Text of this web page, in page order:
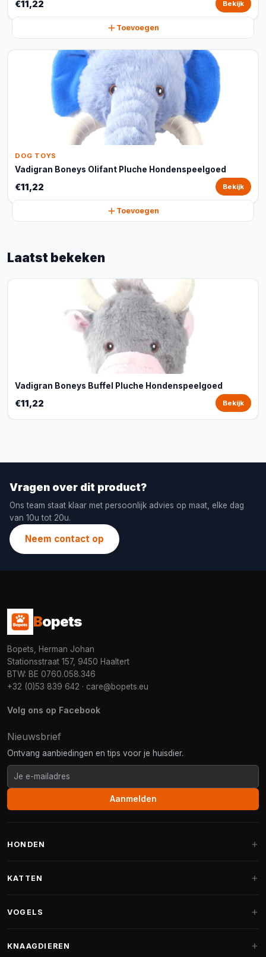
€11,22 Bekijk
Toevoegen
DOG TOYS
Vadigran Boneys Olifant Pluche Hondenspeelgoed
€11,22 Bekijk
Toevoegen
Laatst bekeken
Vadigran Boneys Buffel Pluche Hondenspeelgoed
€11,22 Bekijk
Vragen over dit product?
Ons team staat klaar met persoonlijk advies op maat, elke dag
van 10u tot 20u.
Neem contact op
Bopets
Bopets, Herman Johan
Stationsstraat 157, 9450 Haaltert
BTW: BE 0760.058.346
+32 (0)53 839 642 · care@bopets.eu
Volg ons op Facebook
Nieuwsbrief
Ontvang aanbiedingen en tips voor je huisdier.
Aanmelden
HONDEN
Fantail hondenmanden
KATTEN
Krabpalen voor Maine Coon
VOGELS
KNAAGDIEREN